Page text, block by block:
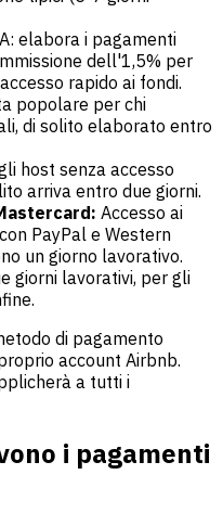
elabora i pagamenti
dell'1,5% per
rapido ai fondi.
popolare per chi
di solito elaborato entro
host senza accesso
arriva entro due giorni.
Accesso ai
PayPal e Western
un giorno lavorativo.
giorni lavorativi, per gli
di pagamento
account Airbnb.
a tutti i
i pagamenti